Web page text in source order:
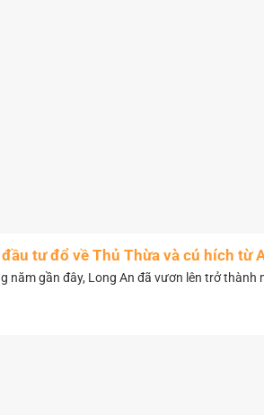
tư đổ về Thủ Thừa và cú hích từ
năm gần đây, Long An đã vươn lên trở thành